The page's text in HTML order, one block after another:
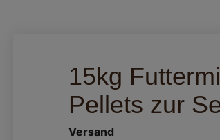
15kg
Pellets zur
Versand